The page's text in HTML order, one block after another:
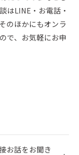
はLINE・お電話・
のほかにもオンラ
で、お気軽にお申
お話をお聞き